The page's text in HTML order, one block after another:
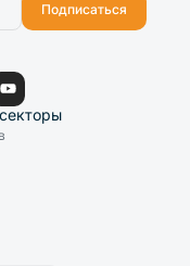
Подписаться